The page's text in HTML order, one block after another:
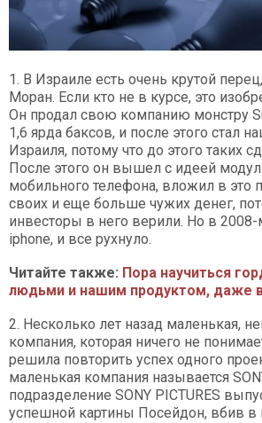
1. В Израиле есть очень крутой
Моран. Если кто не в курсе, это
Он продал свою компанию монстру
1,6 ярда баксов, и после этого стал
Израиля, потому что до этого таких
После этого он вышел с идеей
мобильного телефона, вложил в это
своих и еще больше чужих денег,
инвесторы в него верили. Но в
iphone, и все рухнуло.
Читайте также: Пора научиться
людьми и нашим продуктом, даже
2. Несколько лет назад маленькая,
компания, которая ничего не
решила повторить успех одного
маленькая компания называется
подразделение SONY PICTURES
успешной картины Посейдон, вбив в